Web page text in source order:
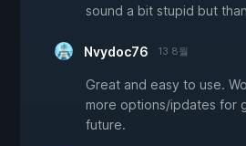
sound a bit stupid but
Nvydoc76 13 8월
Great and easy to use.
more options/ipdates for
future.